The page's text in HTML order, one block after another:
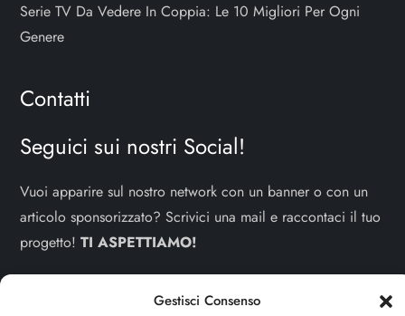
Gestisci Consenso
Serie TV Da Vedere In Coppia: Le 10 Migliori Per Ogni
Genere
Contatti
Seguici sui nostri Social!
Vuoi apparire sul nostro network con un banner o con un
articolo sponsorizzato? Scrivici una mail e raccontaci il tuo
progetto!TI ASPETTIAMO!